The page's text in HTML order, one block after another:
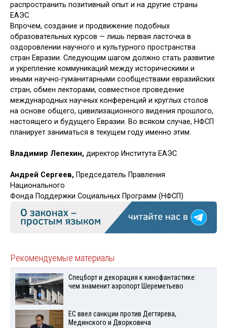
распространить позитивный опыт и на другие страны
ЕАЭС.
Впрочем, создание и продвижение подобных
образовательных курсов — лишь первая ласточка в
оздоровлении научного и культурного пространства
стран Евразии. Следующим шагом должно стать развитие
и укрепление коммуникаций между историческими и
иными научно-гуманитарными сообществами евразийских
стран, обмен лекторами, совместное проведение
международных научных конференций и круглых столов
на основе общего, цивилизационного видения прошлого,
настоящего и будущего Евразии. Во всяком случае, НФСП
планирует заниматься в текущем году именно этим.
Владимир Лепехин, директор Института ЕАЭС
Андрей Сергеев, Председатель Правления
Национального
Фонда Поддержки Социальных Программ (НФСП)
Рекомендуемые материалы
Спецборт и декорация к кинофантастике:
чем знаменит аэропорт Шереметьево
ЕС ввел санкции против Дегтярева,
Мединского и Дворковича